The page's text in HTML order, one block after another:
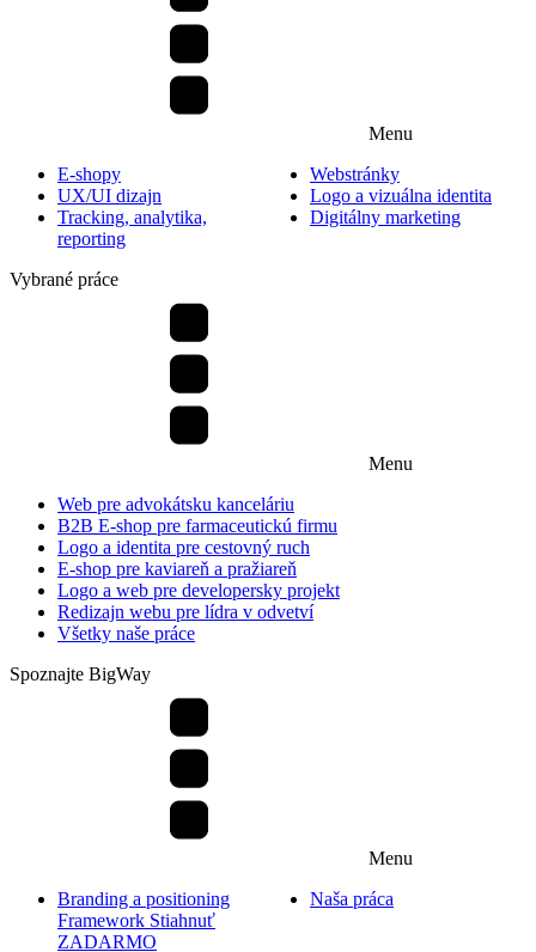
Menu
E-shopy
Webstránky
UX/UI dizajn
Logo a vizuálna identita
Tracking, analytika,
reporting
Digitálny marketing
Vybrané práce
Menu
Web pre advokátsku kanceláriu
B2B E-shop pre farmaceutickú firmu
Logo a identita pre cestovný ruch
E-shop pre kaviareň a pražiareň
Logo a web pre developersky projekt
Redizajn webu pre lídra v odvetví
Všetky naše práce
Spoznajte BigWay
Menu
Branding a positioning
Framework Stiahnuť
ZADARMO
Naša práca